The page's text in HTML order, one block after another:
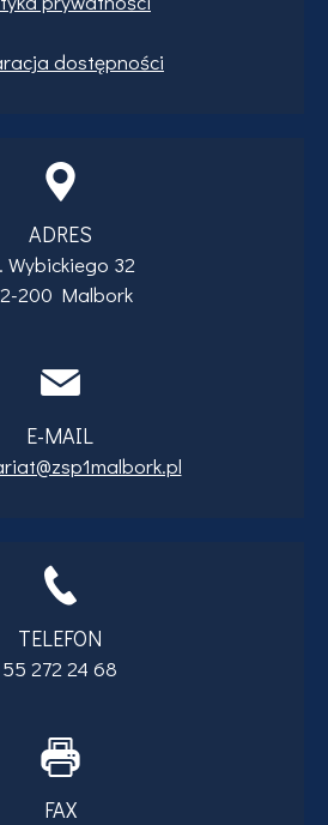
dostępności
ADRES
Wybickiego 32
200 Malbork
E-MAIL
TELEFON
55 272 24 68
FAX